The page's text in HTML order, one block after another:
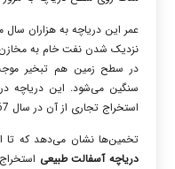
عمر این دریاچه به هزاران
نزدیک شدن نفت خام به
در سطح زمین هم تبخیر
استخراج تجاری از آن در سال 1867 آغاز شد.
تخمین‌ها نشان می‌دهد که تا امروز حدود 10
دریاچه آسفالت طبیعی